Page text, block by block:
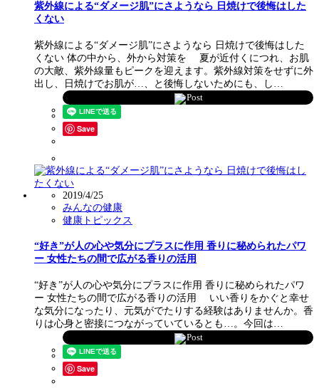
紫外線による“ダメージ肌”にさようなら 日焼けで後悔はした
くない
紫外線による“ダメージ肌”にさようなら 日焼けで後悔はした
くない 体の中から、外から対策を 夏が近付くにつれ、お肌
の大敵、紫外線量もピークを迎えます。紫外線対策をせずに外
出し、日焼けでお肌が…、と後悔しないためにも、し…
Post
Save
2019/4/25
みんなの健康
健康トピックス
“好き”が人の心や気分にプラスに作用 香りに秘められたパワ
ー 女性たちの間で広がる香りの活用
“好き”が人の心や気分にプラスに作用 香りに秘められたパワ
ー 女性たちの間で広がる香りの活用 いい香りをかぐと幸せ
な気分になったり、元気がでたりする経験はありませんか。香
りは心身と密接につながっていているとも…。今回は…
Post
Save